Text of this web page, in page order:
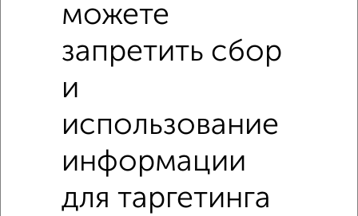
Недалеко от с ценой ниже
можете
запретить сбор
и
использование
информации
для таргетинга